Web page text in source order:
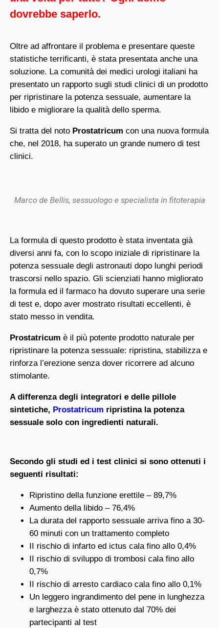
dovrebbe saperlo.
Oltre ad affrontare il problema e presentare queste
statistiche terrificanti, è stata presentata anche una
soluzione. La comunità dei medici urologi italiani ha
presentato un rapporto sugli studi clinici di un prodotto
per ripristinare la potenza sessuale, aumentare la
libido e migliorare la qualità dello sperma.
Si tratta del noto Prostatricum con una nuova formula
che, nel 2018, ha superato un grande numero di test
clinici.
Marco de Bellis, sessuologo e specialista in fitoterapia
La formula di questo prodotto è stata inventata già
diversi anni fa, con lo scopo iniziale di ripristinare la
potenza sessuale degli astronauti dopo lunghi periodi
trascorsi nello spazio. Gli scienziati hanno migliorato
la formula ed il farmaco ha dovuto superare una serie
di test e, dopo aver mostrato risultati eccellenti, è
stato messo in vendita.
Prostatricum è il più potente prodotto naturale per
ripristinare la potenza sessuale: ripristina, stabilizza e
rinforza l’erezione senza dover ricorrere ad alcuno
stimolante.
A differenza degli integratori e delle pillole
sintetiche, Prostatricum ripristina la potenza
sessuale solo con ingredienti naturali.
Secondo gli studi ed i test clinici si sono ottenuti i
seguenti risultati:
Ripristino della funzione erettile – 89,7%
Aumento della libido – 76,4%
La durata del rapporto sessuale arriva fino a 30-
60 minuti con un trattamento completo
II rischio di infarto ed ictus cala fino allo 0,4%
II rischio di sviluppo di trombosi cala fino allo
0,7%
II rischio di arresto cardiaco cala fino allo 0,1%
Un leggero ingrandimento del pene in lunghezza
e larghezza è stato ottenuto dal 70% dei
partecipanti al test